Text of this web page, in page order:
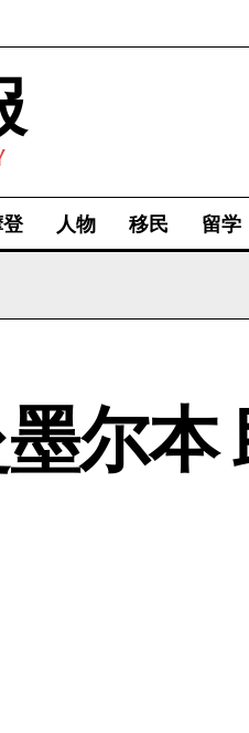
人物 移民 留学
尔本